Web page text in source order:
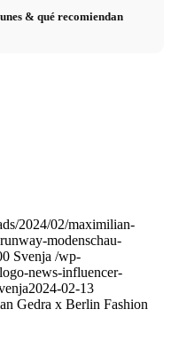
& qué recomiendan
2024/02/maximilian-
modenschau-
Svenja /wp-
news-influencer-
2024-02-13
Gedra x Berlin Fashion